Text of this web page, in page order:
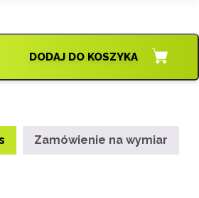
DODAJ DO KOSZYKA
Zamówienie na wymiar